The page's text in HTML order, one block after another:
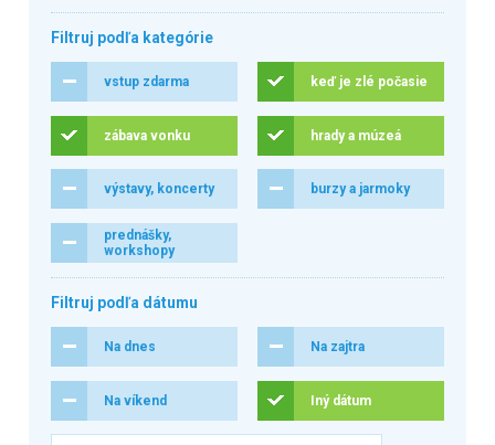
Filtruj podľa kategórie
vstup zdarma keď je zlé počasie
zábava vonku hrady a múzeá
výstavy, koncerty burzy a jarmoky
prednášky,
workshopy
Filtruj podľa dátumu
Na dnes Na zajtra
Na víkend Iný dátum